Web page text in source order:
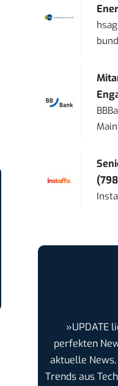
»UPDATE
perfekten
aktuelle
Trends aus